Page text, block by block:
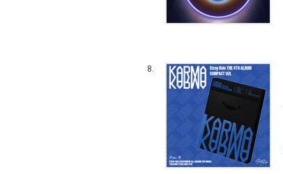
8.